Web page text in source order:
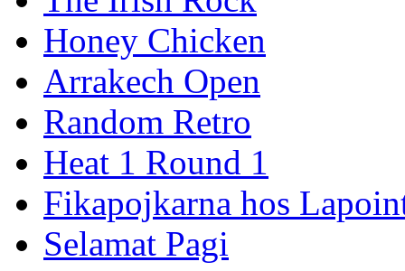
Honey Chicken
Arrakech Open
Random Retro
Heat 1 Round 1
Fikapojkarna hos
Selamat Pagi